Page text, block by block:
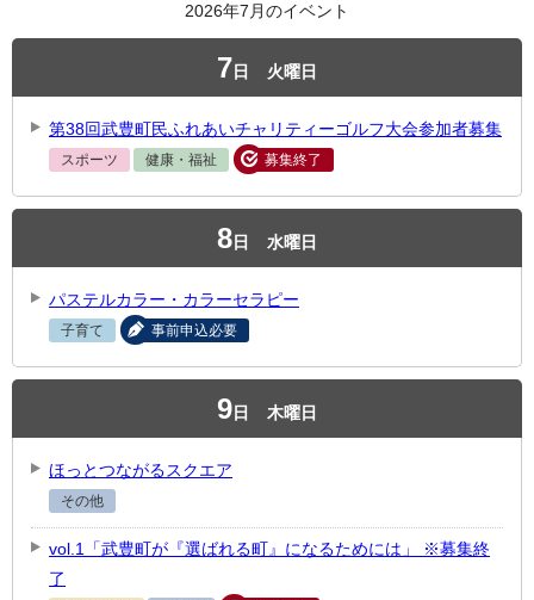
2026年7月のイベント
7日 火曜日
第38回武豊町民ふれあいチャリティーゴルフ大会参加者募集
スポーツ 健康・福祉 募集終了
8日 水曜日
パステルカラー・カラーセラピー
子育て 事前申込必要
9日 木曜日
ほっとつながるスクエア
その他
vol.1「武豊町が『選ばれる町』になるためには」 ※募集終
了